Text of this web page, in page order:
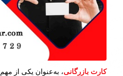
کارت بازرگانی، به‌عنوان یکی از